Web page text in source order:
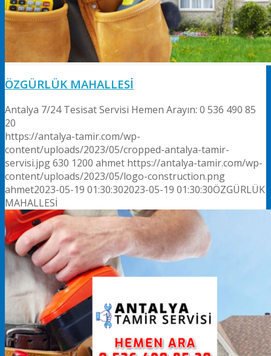
ÖZGÜRLÜK MAHALLESİ
Antalya 7/24 Tesisat Servisi Hemen Arayın: 0 536 490 85
20
https://antalya-tamir.com/wp-
content/uploads/2023/05/cropped-antalya-tamir-
servisi.jpg630 1200 ahmet https://antalya-tamir.com/wp-
content/uploads/2023/05/logo-construction.png
ahmet2023-05-19 01:30:302023-05-19 01:30:30ÖZGÜRLÜK
MAHALLESİ